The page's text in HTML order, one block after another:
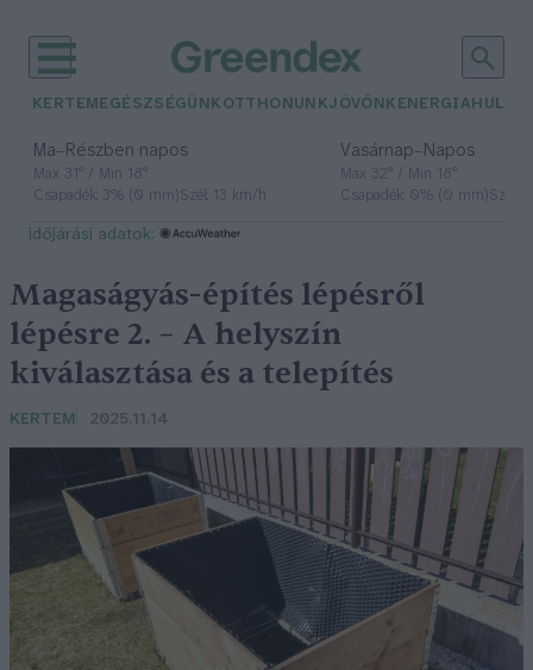
KERTEM EGÉSZSÉGÜNK OTTHONUNKJÖVŐNK ENERGIA
Ma– Részben napos
Max 31° / Min 18°
Csapadék: 3% (0 mm)Szél: 13 km/h
Vasárnap– Napos
Max 32° / Min 18°
Csapadék: 0% (0 mm)Szél:
időjárási adatok:
Magaságyás-építés lépésről
lépésre 2. – A helyszín
kiválasztása és a telepítés
KERTEM 2025.11.14